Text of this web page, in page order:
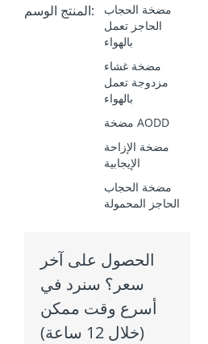
المنتج الوسم:
مضخة الحجاب
الحاجز تعمل
بالهواء
مضخة غشاء
مزدوجة تعمل
بالهواء
مضخة AODD
مضخة الإزاحة
الإيجابية
مضخة الحجاب
الحاجز المحمولة
الحصول على آخر
سعر؟ سنرد في
أسرع وقت ممكن
(خلال 12 ساعة)